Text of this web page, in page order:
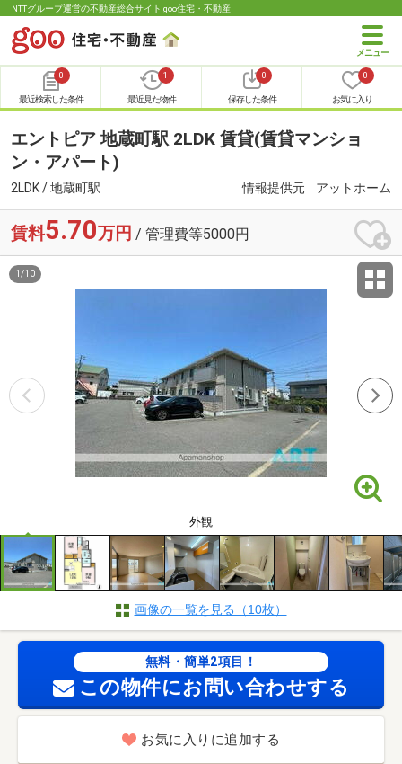
NTTグループ運営の不動産総合サイト goo住宅・不動産
0
最近検索した条件
1
最近見た物件
0
保存した条件
0
お気に入り
エントピア 地蔵町駅 2LDK 賃貸(賃貸マンショ
ン・アパート)
2LDK / 地蔵町駅 情報提供元 アットホーム
賃料5.70万円 / 管理費等5000円
外観
1 /10
画像の一覧を見る（10枚）
無料・簡単2項目！
この物件にお問い合わせする
お気に入りに追加する